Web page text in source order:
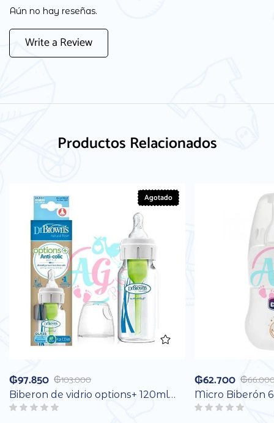
Aún no hay reseñas.
Write a Review
Productos Relacionados
Agotado
₲103.000
₲97.850
Biberon de vidrio options+ 120ml…
₲
₲62.700
Micro Biberón